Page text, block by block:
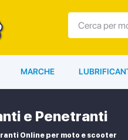
MARCHE
e Penetranti
Online per moto e scooter